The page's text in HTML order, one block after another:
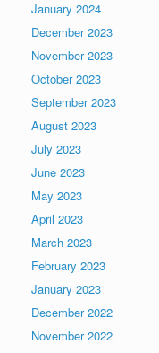
January 2024
December 2023
November 2023
October 2023
September 2023
August 2023
July 2023
June 2023
May 2023
April 2023
March 2023
February 2023
January 2023
December 2022
November 2022